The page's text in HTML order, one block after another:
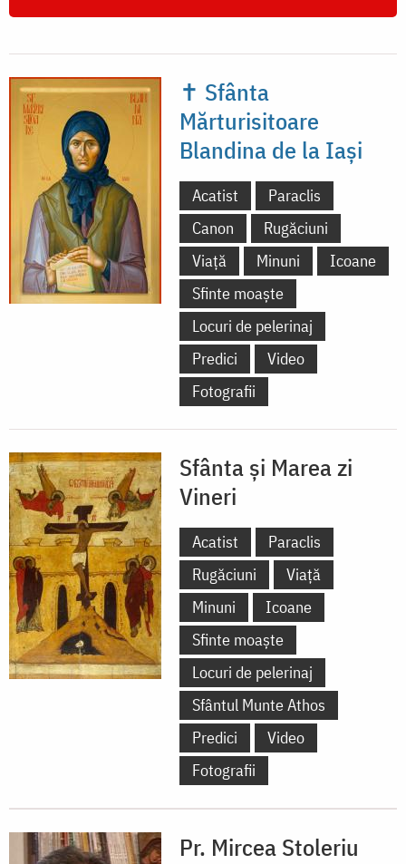
✝ Sfânta
Mărturisitoare
Blandina de la Iași
Acatist
Paraclis
Canon
Rugăciuni
Viață
Minuni
Icoane
Sfinte moaște
Locuri de pelerinaj
Predici
Video
Fotografii
Sfânta și Marea zi
Vineri
Acatist
Paraclis
Rugăciuni
Viață
Minuni
Icoane
Sfinte moaște
Locuri de pelerinaj
Sfântul Munte Athos
Predici
Video
Fotografii
Pr. Mircea Stoleriu